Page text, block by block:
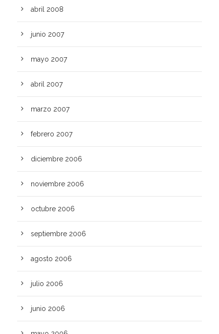
abril 2008
junio 2007
mayo 2007
abril 2007
marzo 2007
febrero 2007
diciembre 2006
noviembre 2006
octubre 2006
septiembre 2006
agosto 2006
julio 2006
junio 2006